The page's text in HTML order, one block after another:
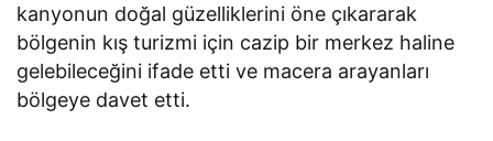
kanyonun doğal güzelliklerini öne çıkararak
bölgenin kış turizmi için cazip bir merkez haline
gelebileceğini ifade etti ve macera arayanları
bölgeye davet etti.